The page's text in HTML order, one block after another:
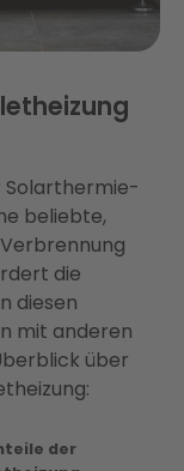
Solarthermie-
beliebte,
die
diesen
mit anderen
über
der